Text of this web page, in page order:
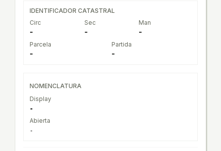
IDENTIFICADOR CATASTRAL
Circ
-
Sec
-
Man
-
Parcela
-
Partida
-
NOMENCLATURA
Display
-
Abierta
-